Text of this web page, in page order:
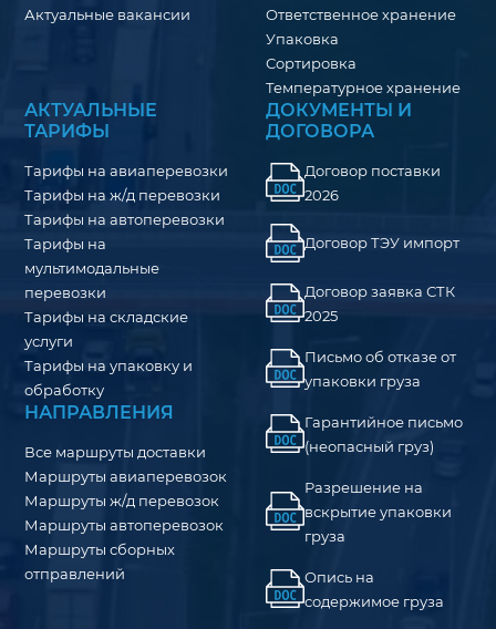
Актуальные вакансии
Ответственное хранение
Упаковка
Сортировка
Температурное хранение
АКТУАЛЬНЫЕ
ТАРИФЫ
Тарифы на авиаперевозки
Тарифы на ж/д перевозки
Тарифы на автоперевозки
Тарифы на
мультимодальные
перевозки
Тарифы на складские
услуги
Тарифы на упаковку и
обработку
НАПРАВЛЕНИЯ
Все маршруты доставки
Маршруты авиаперевозок
Маршруты ж/д перевозок
Маршруты автоперевозок
Маршруты сборных
отправлений
ДОКУМЕНТЫ И
ДОГОВОРА
Договор поставки
2026
Договор ТЭУ импорт
Договор заявка СТК
2025
Письмо об отказе от
упаковки груза
Гарантийное письмо
(неопасный груз)
Разрешение на
вскрытие упаковки
груза
Опись на
содержимое груза